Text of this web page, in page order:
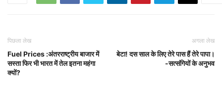
पिछला लेख
Fuel Prices :अंतरराष्ट्रीय बाजार में
सस्ता फिर भी भारत में तेल इतना महंगा
क्यों?
अगला लेख
बेटा! दस साल के लिए तेरे पास हैं तेरे पापा।
-सत्संगियों के अनुभव